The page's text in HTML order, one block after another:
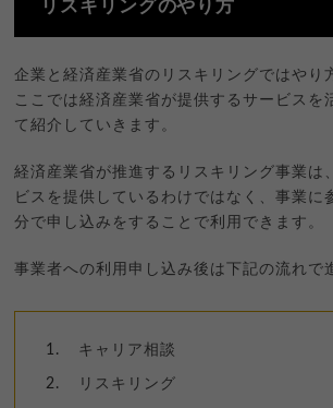
リスキリングのやり方
企業と経済産業省のリスキリングではやり
ここでは経済産業省が提供するサービスを
て紹介していきます。
経済産業省が推進するリスキリング事業は
ビスを提供しているわけではなく、事業に
分で申し込みをすることで利用できます。
事業者への利用申し込み後は下記の流れで
キャリア相談
リスキリング